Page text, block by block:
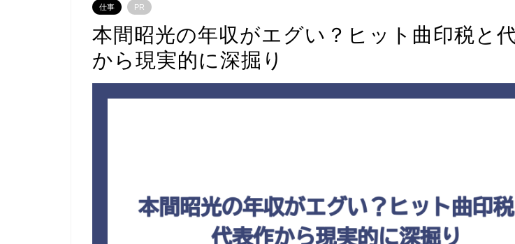
仕事 PR
本間昭光の年収がエグい？ヒット曲印税と
から現実的に深掘り